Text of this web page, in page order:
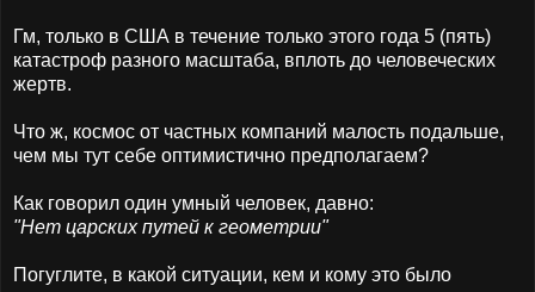
Гм, только в США в течение только этого года 5 (пять)
катастроф разного масштаба, вплоть до человеческих
жертв.
Что ж, космос от частных компаний малость подальше,
чем мы тут себе оптимистично предполагаем?
Как говорил один умный человек, давно:
"Нет царских путей к геометрии"
Погуглите, в какой ситуации, кем и кому это было